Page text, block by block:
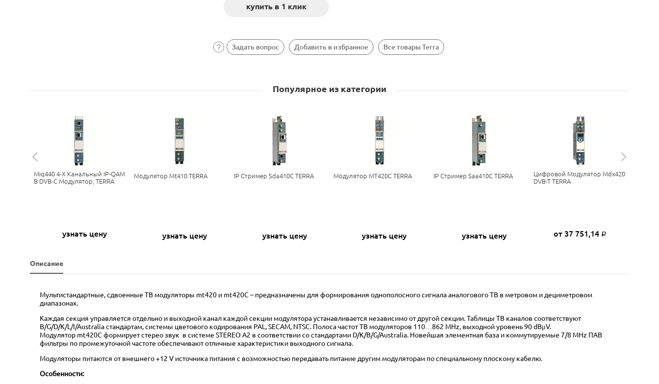
Задать вопрос Добавить в избранное Все товары Terra
Популярное из категории
Miq440 4-Х Канальный IP-QAM
В DVB-C Модулятор, TERRA
узнать цену
Модулятор Mt410 TERRA
узнать цену
IP Стример Sda410C TERRA
узнать цену
Модулятор MT420С TERRA
узнать цену
IP Стример Saa410C TERRA
узнать цену
Цифровой Модулятор Mdx420
DVB-T TERRA
от 37 751,14 Р
Описание
Мультистандартные, сдвоенные ТВ модуляторы mt420 и mt420C – предназначены для формирования однополосного сигнала аналогового ТВ в метровом и дециметровом
диапазонах.
Каждая секция управляется отдельно и выходной канал каждой секции модулятора устанавливается независимо от другой секции. Таблицы ТВ каналов соответствуют
B/G/D/K/L/I/Australia стандартам, системы цветового кодирования PAL, SECAM, NTSC. Полоса частот ТВ модуляторов 110…862 MHz, выходной уровень 90 dBμV.
Модулятор mt420C формирует стерео звук в системе STEREO A2 в соответствии со стандартами D/K/B/G/Australia. Новейшая элементная база и коммутируемые 7/8 MHz ПАВ
фильтры по промежуточной частоте обеспечивают отличные характеристики выходного сигнала.
Модуляторы питаются от внешнего +12 V источника питания с возможностью передавать питание другим модуляторам по специальному плоскому кабелю.
Особенности: